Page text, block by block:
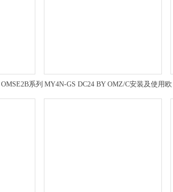
系列 MY4N-GS DC24 BY OMZ/C安装及使用欧